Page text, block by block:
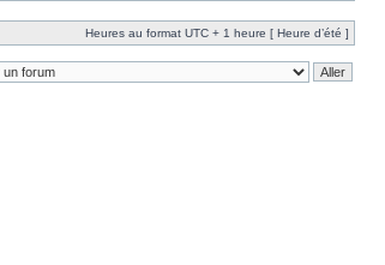
Heures au format UTC + 1 heure [ Heure d’été ]